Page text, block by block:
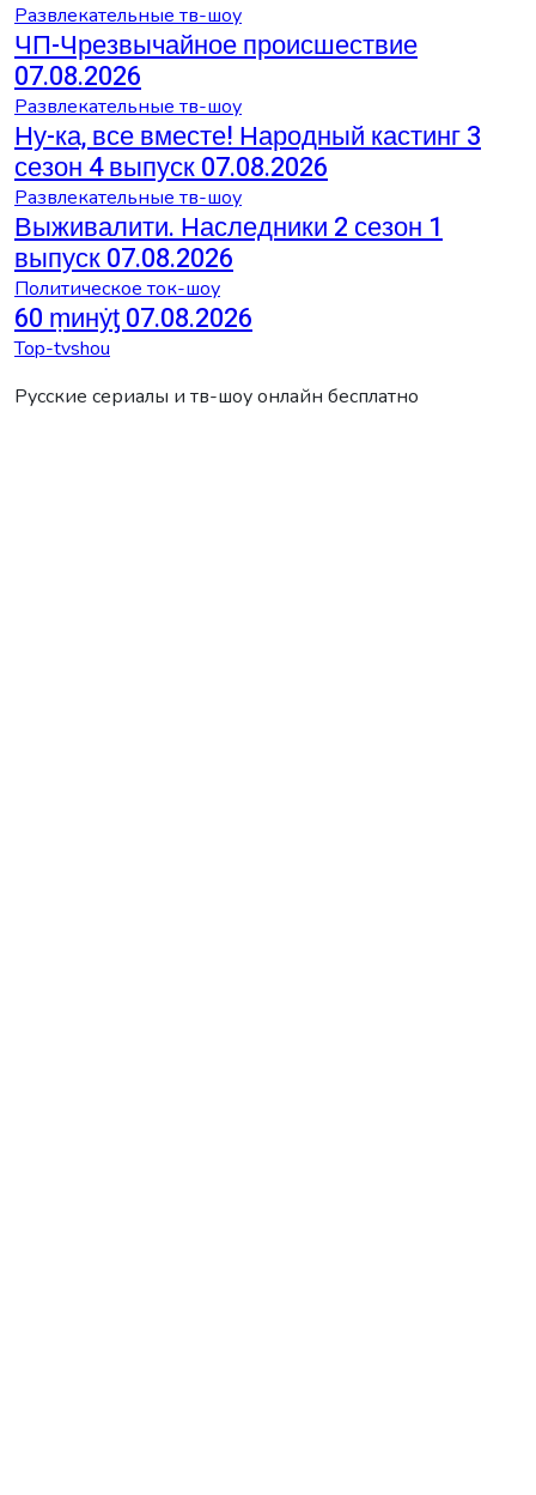
Развлекательные тв-шоу
ЧП-Чрезвычайное происшествие
07.08.2026
Развлекательные тв-шоу
Ну-ка, все вместе! Народный кастинг 3
сезон 4 выпуск 07.08.2026
Развлекательные тв-шоу
Выживалити. Наследники 2 сезон 1
выпуск 07.08.2026
Политическое ток-шоу
60 ṃинẏƫ 07.08.2026
Top-tvshou
Русские сериалы и тв-шоу онлайн бесплатно